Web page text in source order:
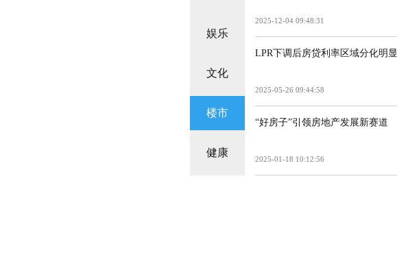
娱乐
文化
楼市
健康
2025-12-04 09:48:31
LPR下调后房贷利率区域分化明显
2025-05-26 09:44:58
“好房子”引领房地产发展新赛道
2025-01-18 10:12:56